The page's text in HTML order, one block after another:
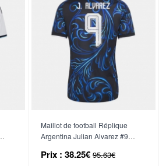
Maillot de football Réplique
Argentina Julian Alvarez #9
Courte
Prix : 38.25€ 95.63€